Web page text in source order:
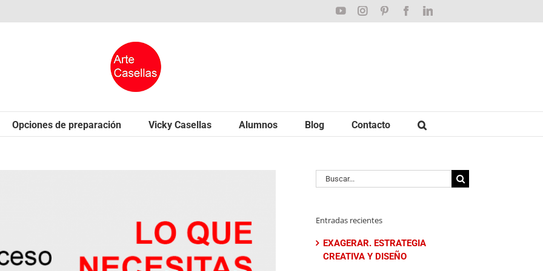
YouTubeInstagramPinterestFacebookLinkedIn
Opciones de preparación Vicky Casellas Alumnos Blog Contacto
Buscar:
Entradas recientes
EXAGERAR. ESTRATEGIA
CREATIVA Y DISEÑO